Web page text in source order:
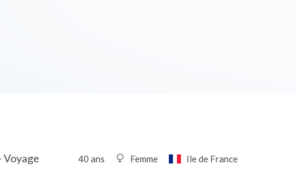
Voyage 40 ans Femme Ile de France